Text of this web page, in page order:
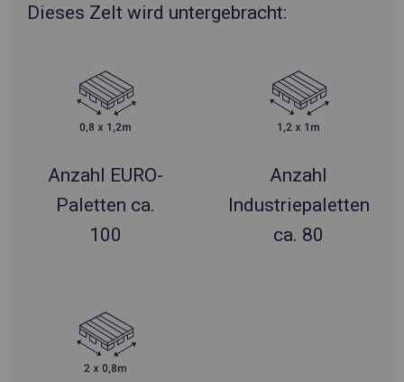
Dieses Zelt wird untergebracht:
Anzahl EURO-
Paletten ca.
100
Anzahl
Industriepaletten
ca. 80